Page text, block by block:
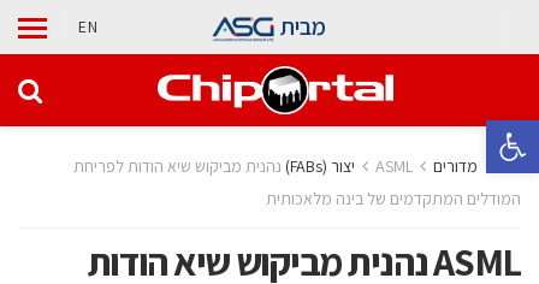
פתח סרגל נגישות
מבית EN
בית מדורים
ASML נהנית מביקוש שיא הודות לפריחת
המודלים המתקדמים של בינה מלאכותית
ASML נהנית מביקוש שיא הודות